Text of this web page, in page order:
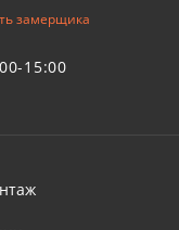
замерщика
15:00